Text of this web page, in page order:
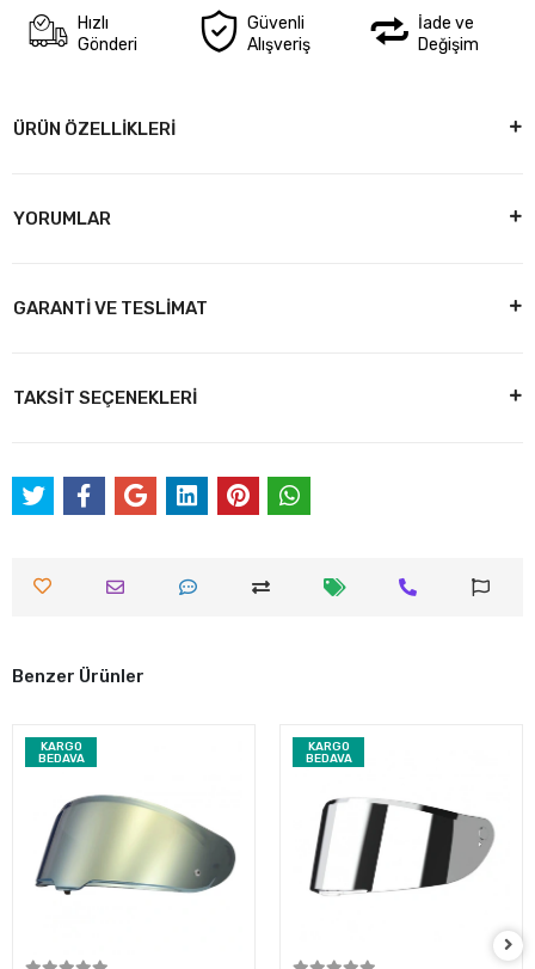
Hızlı
Gönderi
Güvenli
Alışveriş
İade ve
Değişim
ÜRÜN ÖZELLİKLERİ
YORUMLAR
GARANTİ VE TESLİMAT
TAKSİT SEÇENEKLERİ
Benzer Ürünler
KARGO
BEDAVA
KARGO
BEDAVA